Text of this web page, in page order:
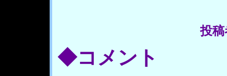
投
◆コメント